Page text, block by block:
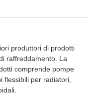
produttori di prodotti
raffreddamento. La
comprende pompe
flessibili per radiatori,